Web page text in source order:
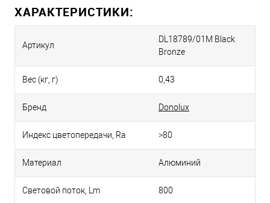
ХАРАКТЕРИСТИКИ:
Артикул
DL18789/01M Black
Bronze
Вес (кг, г) 0,43
Бренд Donolux
Индекс цветопередачи, Ra >80
Материал Алюминий
Световой поток, Lm 800